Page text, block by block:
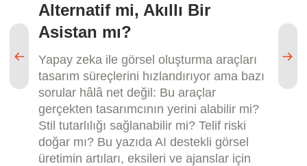
Alternatif mi, Akıllı Bir
Asistan mı?
Yapay zeka ile görsel oluşturma araçları
tasarım süreçlerini hızlandırıyor ama bazı
sorular hâlâ net değil: Bu araçlar
gerçekten tasarımcının yerini alabilir mi?
Stil tutarlılığı sağlanabilir mi? Telif riski
doğar mı? Bu yazıda AI destekli görsel
üretimin artıları, eksileri ve ajanslar için